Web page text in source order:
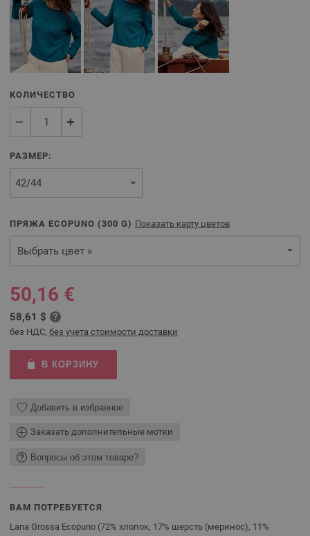
КОЛИЧЕСТВО
РАЗМЕР:
ПРЯЖА ECOPUNO (300 G) Показать карту цветов
Выбрать цвет »
50,16 €
58,61 $
без НДС, без учета стоимости доставки
В КОРЗИНУ
Добавить в избранное
Заказать дополнительные мотки
Вопросы об этом товаре?
ВАМ ПОТРЕБУЕТСЯ
Lana Grossa Ecopuno (72% хлопок, 17% шерсть (меринос), 11%